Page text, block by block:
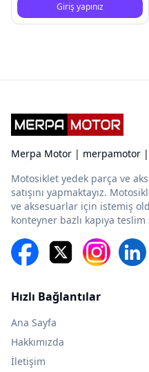
Giriş yapınız
Merpa Motor | merpamotor
Motosiklet yedek parça ve
satışını yapmaktayız.
ve aksesuarlar için istemiş
konteyner bazlı kapıya
Hızlı Bağlantılar
Ana Sayfa
Hakkımızda
İletişim